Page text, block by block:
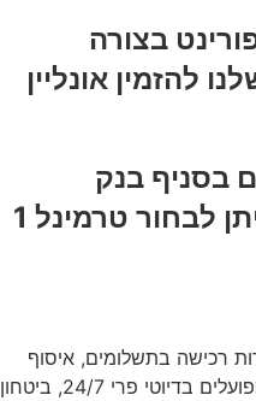
בצורה
להזמין אונליין
בסניף בנק
הפועלים בדיוטי פרי. ניתן לבחור טרמינל 1
רכישה בתשלומים, איסוף
הכסף בצורה בטוחה בדלפקי בנק הפועלים בדיוטי פרי 24/7, ביטחון